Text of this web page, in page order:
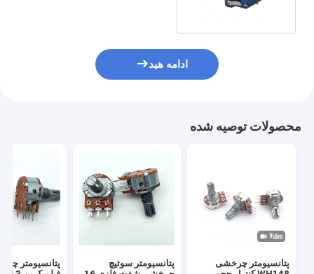
ادامه هید
محصولات توصیه شده
پتانسیومتر چرخشی
پتانسیومتر سوئیچ
پتانسیومتر